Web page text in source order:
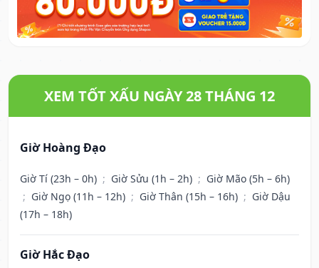
XEM TỐT XẤU NGÀY 28 THÁNG 12
Giờ Hoàng Đạo
Giờ Tí (23h – 0h) ; Giờ Sửu (1h – 2h) ; Giờ Mão (5h – 6h)
; Giờ Ngọ (11h – 12h) ; Giờ Thân (15h – 16h) ; Giờ Dậu
(17h – 18h)
Giờ Hắc Đạo